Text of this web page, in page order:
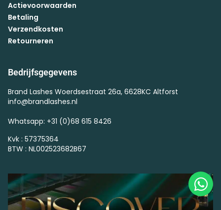
Actievoorwaarden
Betaling
Verzendkosten
Retourneren
Bedrijfsgegevens
Brand Lashes Woerdsestraat 26a, 6628KC Altforst
info@brandlashes.nl
Whatsapp: +31 (0)68 615 8426
Kvk : 57375364
BTW : NL002523682B67